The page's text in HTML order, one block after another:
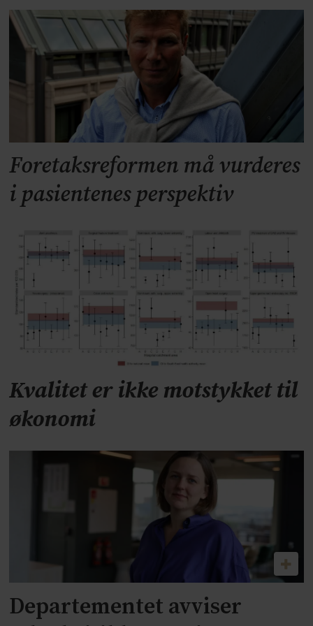
Foretaksreformen må vurderes
i pasientenes perspektiv
Kvalitet er ikke motstykket til
økonomi
Departementet avviser